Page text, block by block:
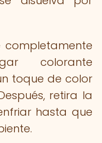
completamente
colorante
toque de color
retira la
hasta que